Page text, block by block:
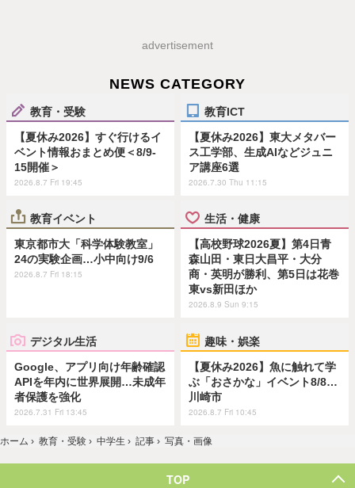
advertisement
NEWS CATEGORY
教育・受験
【夏休み2026】すぐ行けるイ
ベント情報おまとめ便＜8/9-
15開催＞
2026.8.7 Fri 19:45
教育ICT
【夏休み2026】東大メタバー
ス工学部、生成AIなどジュニ
ア講座6選
2026.7.30 Thu 11:15
教育イベント
東京都市大「科学体験教室」
24の実験企画…小中向け9/6
2026.8.7 Fri 18:15
生活・健康
【高校野球2026夏】第4日青
森山田・東日大昌平・大分
商・英明が勝利、第5日は花巻
東vs新田ほか
2026.8.9 Sun 9:15
デジタル生活
Google、アプリ向け年齢確認
APIを年内に世界展開…未成年
者保護を強化
2026.7.31 Fri 13:45
趣味・娯楽
【夏休み2026】魚に触れて学
ぶ「おさかな」イベント8/8…
川崎市
2026.8.7 Fri 10:45
ホーム › 教育・受験 › 中学生 › 記事 › 写真・画像
TOP